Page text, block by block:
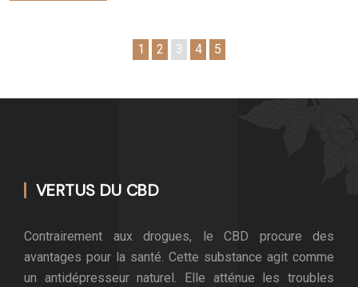
1 2 3 4 5
VERTUS DU CBD
Contrairement aux drogues, le CBD procure des
avantages pour la santé. Cette substance agit comme
un antidépresseur naturel. Elle atténue les troubles